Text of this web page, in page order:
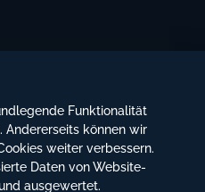
Funktionalität
Andererseits können wir
weiter verbessern.
Daten von Website-
ausgewertet.